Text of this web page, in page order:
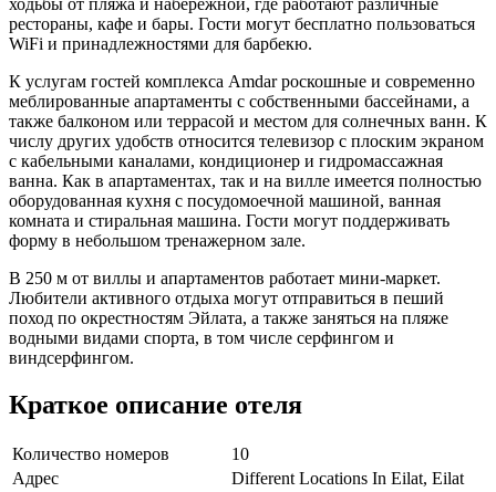
рестораны, кафе и бары. Гости могут бесплатно пользоваться
WiFi и принадлежностями для барбекю.
К услугам гостей комплекса Amdar роскошные и современно
меблированные апартаменты с собственными бассейнами, а
также балконом или террасой и местом для солнечных ванн. К
числу других удобств относится телевизор с плоским экраном
с кабельными каналами, кондиционер и гидромассажная
ванна. Как в апартаментах, так и на вилле имеется полностью
оборудованная кухня с посудомоечной машиной, ванная
комната и стиральная машина. Гости могут поддерживать
форму в небольшом тренажерном зале.
В 250 м от виллы и апартаментов работает мини-маркет.
Любители активного отдыха могут отправиться в пеший
поход по окрестностям Эйлата, а также заняться на пляже
водными видами спорта, в том числе серфингом и
виндсерфингом.
Краткое описание отеля
Количество номеров
10
Адрес
Different Locations In Eilat, Eilat